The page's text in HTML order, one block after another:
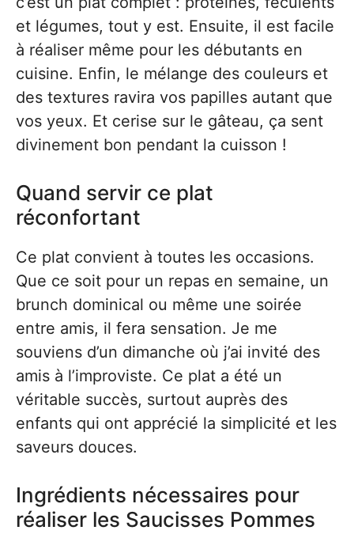
et légumes, tout y est. Ensuite, il est facile
à réaliser même pour les débutants en
cuisine. Enfin, le mélange des couleurs et
des textures ravira vos papilles autant que
vos yeux. Et cerise sur le gâteau, ça sent
divinement bon pendant la cuisson !
Quand servir ce plat
réconfortant
Ce plat convient à toutes les occasions.
Que ce soit pour un repas en semaine, un
brunch dominical ou même une soirée
entre amis, il fera sensation. Je me
souviens d’un dimanche où j’ai invité des
amis à l’improviste. Ce plat a été un
véritable succès, surtout auprès des
enfants qui ont apprécié la simplicité et les
saveurs douces.
Ingrédients nécessaires pour
réaliser les Saucisses Pommes